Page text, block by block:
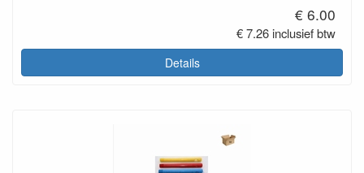
€ 6.00
€ 7.26 inclusief btw
Details